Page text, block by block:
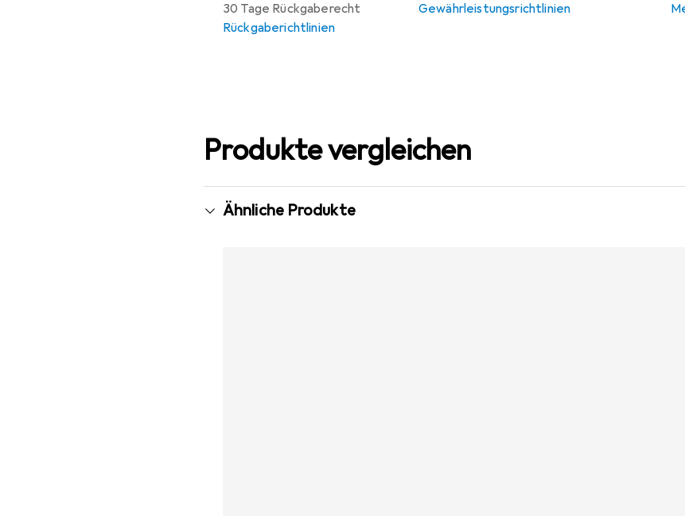
30 Tage Rückgaberecht
Rückgaberichtlinien
Gewährleistungsrichtlinien
Produkte vergleichen
Ähnliche Produkte